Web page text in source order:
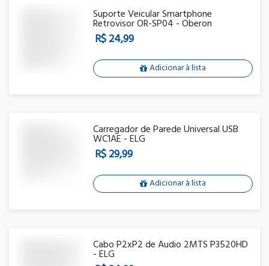
Suporte Veicular Smartphone
Retrovisor OR-SP04 - Oberon
R$ 24,99
Adicionar à lista
Carregador de Parede Universal USB
WC1AE - ELG
R$ 29,99
Adicionar à lista
Cabo P2xP2 de Audio 2MTS P3520HD
- ELG